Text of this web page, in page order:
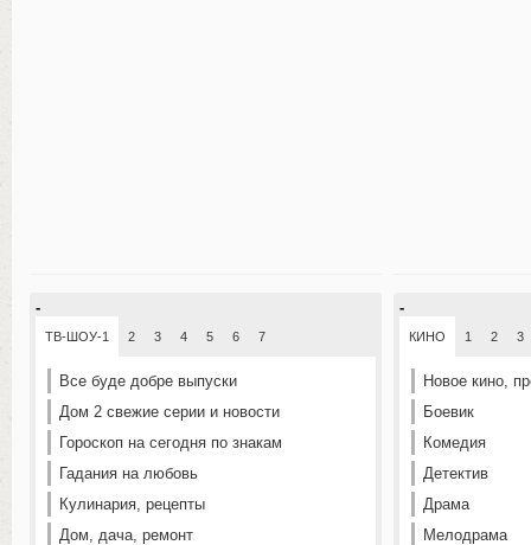
-
ТВ-ШОУ-1 2 3 4 5 6 7
Все буде добре выпуски
Дом 2 свежие серии и новости
Гороскоп на сегодня по знакам
Гадания на любовь
Кулинария, рецепты
Дом, дача, ремонт
-
КИНО 1 2 3
Новое кино,
Боевик
Комедия
Детектив
Драма
Мелодрама